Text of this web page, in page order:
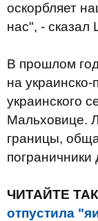
оскорбляет
нас", - сказал
В прошлом
на
украинского
Мальховице.
границы,
ЧИТАЙТЕ
отпустила